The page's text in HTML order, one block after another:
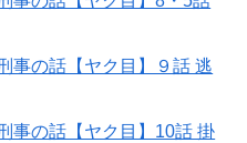
事の話【ヤク目】９話 逃
事の話【ヤク目】10話 掛